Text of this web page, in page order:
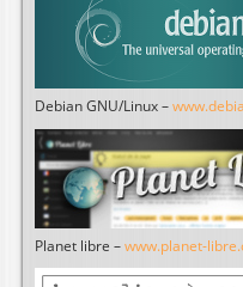
Debian GNU/Linux –
Planet libre – www.planet-